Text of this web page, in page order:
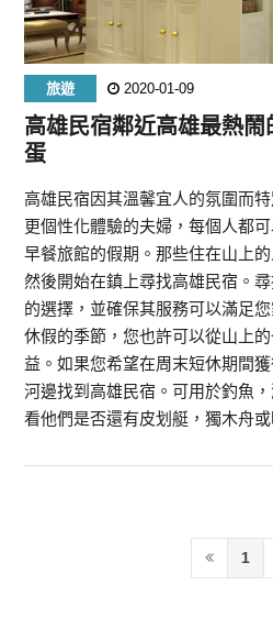
旅遊 2020-01-09
高雄民宿鄰近高雄最熱
蛋
高雄民宿因其溫馨宜人的氛圍而
更個性化體驗的夫婦，每個人都
早餐旅館的假期。那些住在山上
然後開始在鎮上尋找高雄民宿。
的選擇，並確保其服務可以滿足
休假的季節，您也許可以從山上
益。如果您希望在周末短休期間
河邊找到高雄民宿。可用於釣魚
看他們是否還有皮划艇，獨木舟
1